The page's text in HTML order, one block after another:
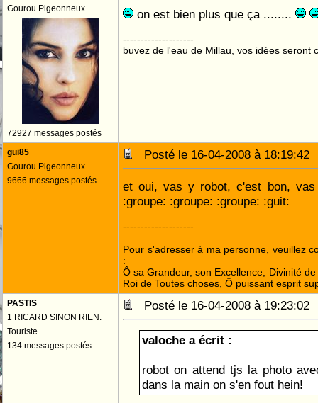
Gourou Pigeonneux
72927 messages postés
on est bien plus que ça ........
--------------------
buvez de l'eau de Millau, vos idées seront
gui85
Gourou Pigeonneux
9666 messages postés
Posté le 16-04-2008 à
et oui, vas y robot, c'est bon,
:groupe: :groupe: :groupe: :guit:
--------------------
Pour s'adresser à ma personne, veuillez
:
Ô sa Grandeur, son Excellence, Divinité
Roi de Toutes choses, Ô puissant esprit
PASTIS
1 RICARD SINON RIEN.
Touriste
134 messages postés
Posté le 16-04-2008 à
valoche a écrit :
robot on attend tjs la photo
dans la main on s'en fout hein!